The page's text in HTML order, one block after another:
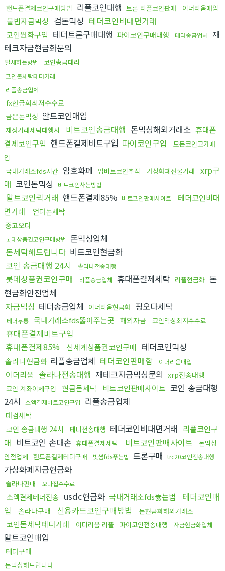
핸드폰결제코인구매방법 리플코인대행 트론 리플코인판매 이더리움매입
불법자금믹싱 검돈믹싱 테더코인비대면거래
코인원화구입 테더트론구매대행 파이코인구매대행 테더송금업체
재
테크자금현금화문의
탈세하는방법 코인송금대리
코인돈세탁테더거래
리플송금업체
fx현금화최저수수료
금은돈믹싱 알트코인매입
재정거래세탁대행사 비트코인송금대행 돈믹싱해외거래소 휴대폰
결제코인구입 핸드폰결제비트구입 파이코인구입
모든코인고가매
입
국내거래소fds시간 암호화폐 업비트코인추적 가상화폐선물거래
xrp구
매 코인돈믹싱 비트코인사는방법
알트코인퀵거래 핸드폰결제85% 비트코인판매사이트
테더코인비대
면거래
언더돈세탁
중고오다
롯데상품권코인구매방법
돈믹싱업체
돈세탁해드립니다 비트코인현금화
코인 송금대행 24시
솔라나전송대행
롯데상품권코인구매 리플송금업체 휴대폰결제세탁 리플현금화 돈
현금화안전업체
자금믹싱 테더송금업체 이더리움현금화 핑오다세탁
테더무통 국내거래소fds뚫어주는곳 해외자금 코인믹싱최저수수료
휴대폰결제비트구입
휴대폰결제85%
신세계상품권코인구매 테더코인믹싱
솔라나현금화 리플송금업체 테더코인판매함 이더리움매입
이더리움 솔라나전송대행 재테크자금믹싱문의 xrp전송대행
코인 계좌이체구입 현금돈세탁 비트코인판매사이트 코인 송금대행
24시
소액결제비트코인구입 리플송금업체
대검세탁
코인 송금대행 24시
테더전송대행 테더코인비대면거래
리플코인구
매 비트코인 손대손 휴대폰결제세탁 비트코인판매사이트
돈믹싱
안전업체 핸드폰결제테더구매 빗썸fds푸는법 트론구매 trc20코인전송대행
가상화폐자금현금화
솔라나판매 오다집수수료
소액결제테더전송 usdc현금화 국내거래소fds뚫는법
테더코인매
입
솔라나구매 신용카드코인구매방법 돈현금화해외거래소
코인돈세탁테더거래 이더리움 리플 파이코인전송대행 자금현금화업체
알트코인매입
테더구매
돈믹싱해드립니다